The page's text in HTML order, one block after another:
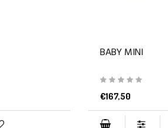
BABY MINI
€167,50